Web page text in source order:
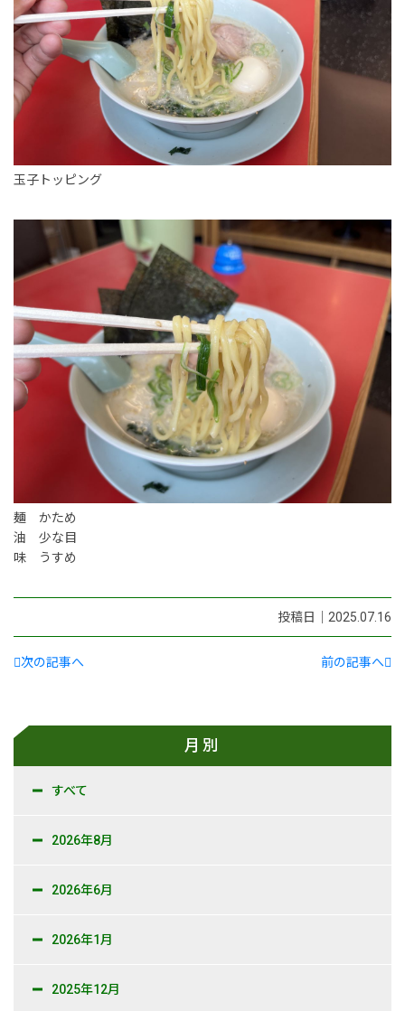
玉子トッピング
麺 かため
油 少な目
味 うすめ
投稿日｜2025.07.16
次の記事へ 前の記事へ
月別
すべて
2026年8月
2026年6月
2026年1月
2025年12月